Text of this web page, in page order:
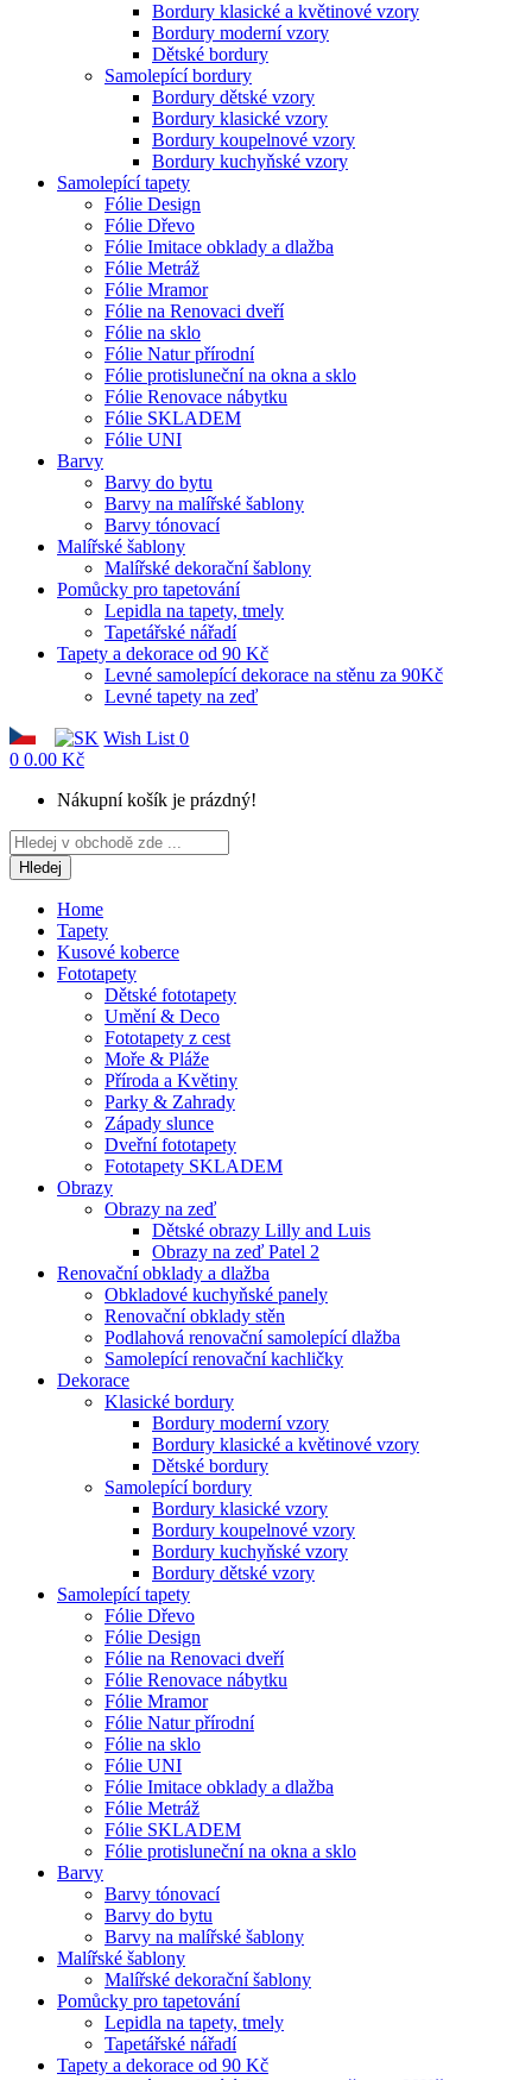
Bordury klasické a květinové vzory
Bordury moderní vzory
Dětské bordury
Samolepící bordury
Bordury dětské vzory
Bordury klasické vzory
Bordury koupelnové vzory
Bordury kuchyňské vzory
Samolepící tapety
Fólie Design
Fólie Dřevo
Fólie Imitace obklady a dlažba
Fólie Metráž
Fólie Mramor
Fólie na Renovaci dveří
Fólie na sklo
Fólie Natur přírodní
Fólie protisluneční na okna a sklo
Fólie Renovace nábytku
Fólie SKLADEM
Fólie UNI
Barvy
Barvy do bytu
Barvy na malířské šablony
Barvy tónovací
Malířské šablony
Malířské dekorační šablony
Pomůcky pro tapetování
Lepidla na tapety, tmely
Tapetářské nářadí
Tapety a dekorace od 90 Kč
Levné samolepící dekorace na stěnu za 90Kč
Levné tapety na zeď
Wish List 0
0 0.00 Kč
Nákupní košík je prázdný!
Hledej
Home
Tapety
Kusové koberce
Fototapety
Dětské fototapety
Umění & Deco
Fototapety z cest
Moře & Pláže
Příroda a Květiny
Parky & Zahrady
Západy slunce
Dveřní fototapety
Fototapety SKLADEM
Obrazy
Obrazy na zeď
Dětské obrazy Lilly and Luis
Obrazy na zeď Patel 2
Renovační obklady a dlažba
Obkladové kuchyňské panely
Renovační obklady stěn
Podlahová renovační samolepící dlažba
Samolepící renovační kachličky
Dekorace
Klasické bordury
Bordury moderní vzory
Bordury klasické a květinové vzory
Dětské bordury
Samolepící bordury
Bordury klasické vzory
Bordury koupelnové vzory
Bordury kuchyňské vzory
Bordury dětské vzory
Samolepící tapety
Fólie Dřevo
Fólie Design
Fólie na Renovaci dveří
Fólie Renovace nábytku
Fólie Mramor
Fólie Natur přírodní
Fólie na sklo
Fólie UNI
Fólie Imitace obklady a dlažba
Fólie Metráž
Fólie SKLADEM
Fólie protisluneční na okna a sklo
Barvy
Barvy tónovací
Barvy do bytu
Barvy na malířské šablony
Malířské šablony
Malířské dekorační šablony
Pomůcky pro tapetování
Lepidla na tapety, tmely
Tapetářské nářadí
Tapety a dekorace od 90 Kč